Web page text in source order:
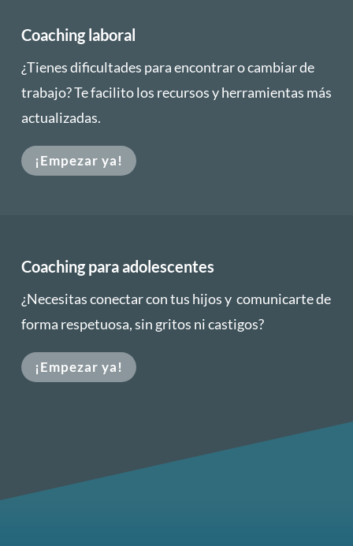
Coaching laboral
¿Tienes dificultades para encontrar o cambiar de
trabajo? Te facilito los recursos y herramientas más
actualizadas.
¡Empezar ya!
Coaching para adolescentes
¿Necesitas conectar con tus hijos y comunicarte de
forma respetuosa, sin gritos ni castigos?
¡Empezar ya!